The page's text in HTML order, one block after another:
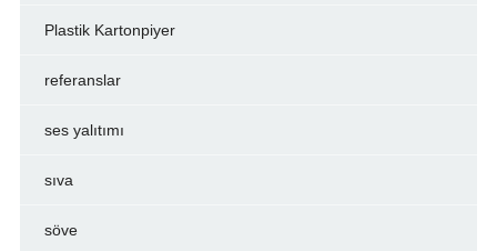
Plastik Kartonpiyer
referanslar
ses yalıtımı
sıva
söve